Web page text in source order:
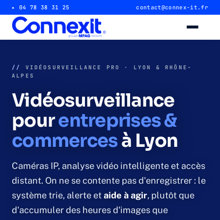
▸ 04 78 38 31 25 contact@connex-it.fr
Alarme entrepôt & industrie
Télésurveillance 24/7
Vidéosurveillance
Caméra magasin & commerce
//
VIDÉOSURVEILLANCE PRO · LYON & RHÔNE-
ALPES
Vidéosurveillance
pourentreprises &
commercesà Lyon
Caméras IP, analyse vidéo intelligente et accès
distant. On ne se contente pas d'enregistrer : le
système trie, alerte etaide à agir, plutôt que
d'accumuler des heures d'images que